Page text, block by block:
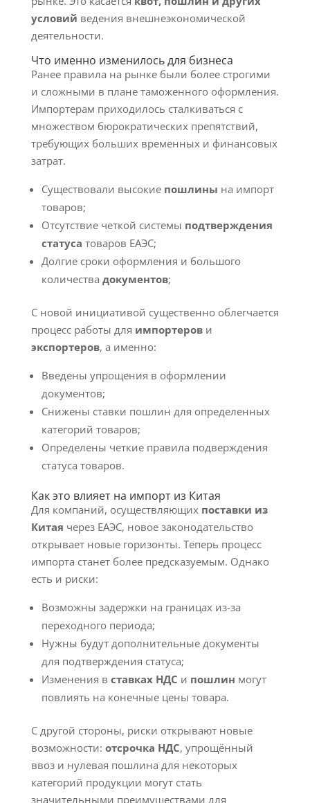
условий ведения внешнеэкономической
деятельности.
Что именно изменилось для бизнеса
Ранее правила на рынке были более строгими
и сложными в плане таможенного оформления.
Импортерам приходилось сталкиваться с
множеством бюрократических препятствий,
требующих больших временных и финансовых
затрат.
Существовали высокие пошлины на импорт
товаров;
Отсутствие четкой системы подтверждения
статуса товаров ЕАЭС;
Долгие сроки оформления и большого
количества документов;
С новой инициативой существенно облегчается
процесс работы для импортерови
экспортеров, а именно:
Введены упрощения в оформлении
документов;
Снижены ставки пошлин для определенных
категорий товаров;
Определены четкие правила подверждения
статуса товаров.
Как это влияет на импорт из Китая
Для компаний, осуществляющих поставки из
Китая через ЕАЭС, новое законодательство
открывает новые горизонты. Теперь процесс
импорта станет более предсказуемым. Однако
есть и риски:
Возможны задержки на границах из-за
переходного периода;
Нужны будут дополнительные документы
для подтверждения статуса;
Изменения в ставках НДС и пошлин могут
повлиять на конечные цены товара.
С другой стороны, риски открывают новые
возможности: отсрочка НДС, упрощённый
ввоз и нулевая пошлина для некоторых
категорий продукции могут стать
значительными преимуществами для